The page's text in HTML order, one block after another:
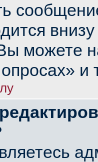
можете
и